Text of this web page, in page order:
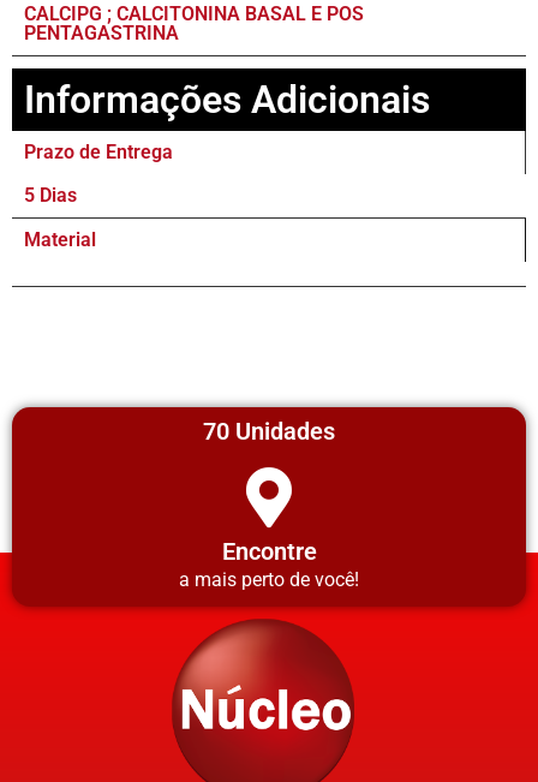
CALCIPG ; CALCITONINA BASAL E POS
PENTAGASTRINA
Informações Adicionais
Prazo de Entrega
5 Dias
Material
70 Unidades
Encontre
a mais perto de você!